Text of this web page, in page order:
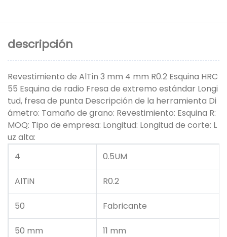
descripción
Revestimiento de AlTin 3 mm 4 mm R0.2 Esquina HRC
55 Esquina de radio Fresa de extremo estándar Longi
tud, fresa de punta Descripción de la herramienta Di
ámetro: Tamaño de grano: Revestimiento: Esquina R:
MOQ: Tipo de empresa: Longitud: Longitud de corte: L
uz alta:
4
0.5UM
AlTiN R0.2
50 Fabricante
50 mm 11 mm